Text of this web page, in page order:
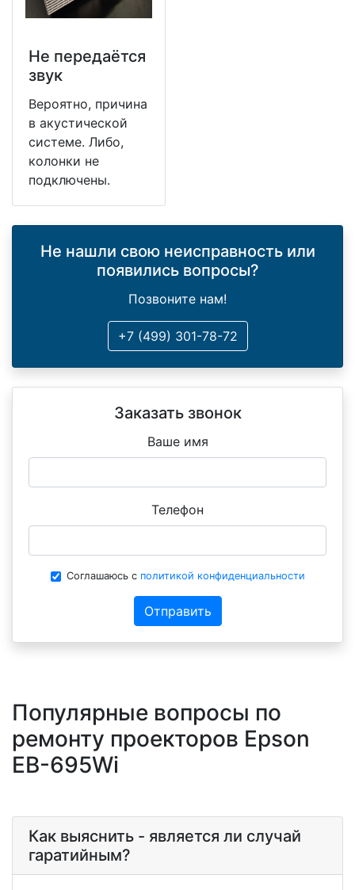
Не передаётся
звук
Вероятно, причина
в акустической
системе. Либо,
колонки не
подключены.
Не нашли свою неисправность или
появились вопросы?
Позвоните нам!
+7 (499) 301-78-72
Заказать звонок
Ваше имя
Телефон
Соглашаюсь с политикой конфиденциальности
Отправить
Популярные вопросы по
ремонту проекторов Epson
EB-695Wi
Как выяснить - является ли случай
гаратийным?